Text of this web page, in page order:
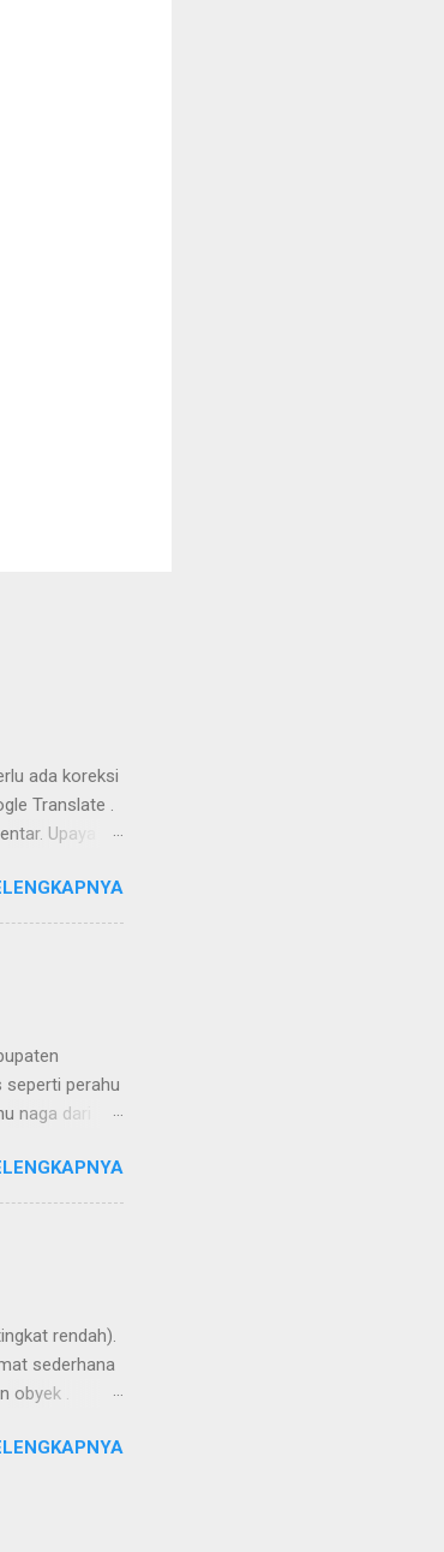
ada koreksi
Translate .
Upaya
seperti perahu
naga dari
rendah).
sederhana
obyek .
Seringkali